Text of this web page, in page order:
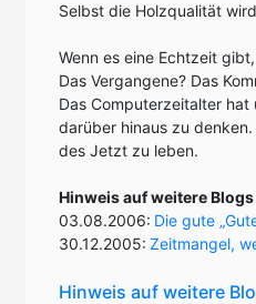
Selbst die Holzqualität
Wenn es eine Echtzeit
Das Vergangene? Das
Das Computerzeitalter
darüber hinaus zu
des Jetzt zu leben.
Hinweis auf weitere
03.08.2006: Die gute
30.12.2005: Zeitmangel,
Hinweis auf weitere